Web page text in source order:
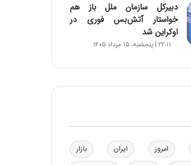
دبیرکل سازمان ملل باز هم
خواستار آتش‌بس فوری در
اوکراین شد
۲۲:۱۱ | پنجشنبه، ۱۵ مرداد ۱۴۰۵
امروز ایران
بازار